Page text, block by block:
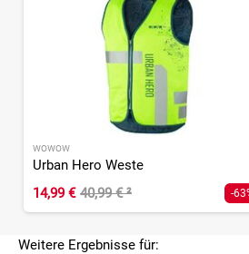
WOWOW
Urban Hero Weste
14,99 € 40,99 €² -
Weitere Ergebnisse für: